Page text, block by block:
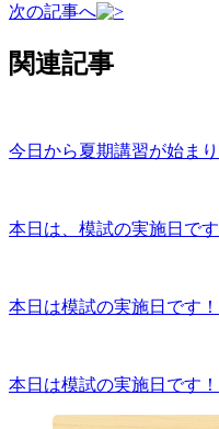
次の記事へ
関連記事
今日から夏期講習が始まり
本日は、模試の実施日です
本日は模試の実施日です！
本日は模試の実施日です！